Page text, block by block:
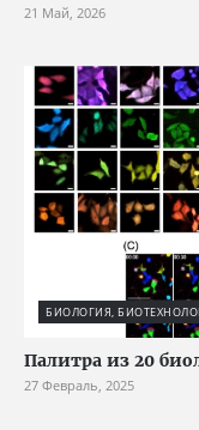
21 Май, 2026
БИОЛОГИЯ,
Палитра из 20
27 Февраль, 2025